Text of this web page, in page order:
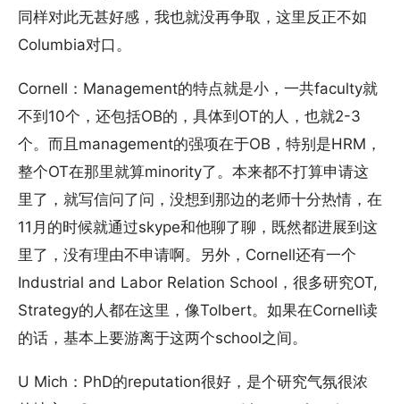
同样对此无甚好感，我也就没再争取，这里反正不如
Columbia对口。
Cornell：Management的特点就是小，一共faculty就
不到10个，还包括OB的，具体到OT的人，也就2-3
个。而且management的强项在于OB，特别是HRM，
整个OT在那里就算minority了。本来都不打算申请这
里了，就写信问了问，没想到那边的老师十分热情，在
11月的时候就通过skype和他聊了聊，既然都进展到这
里了，没有理由不申请啊。另外，Cornell还有一个
Industrial and Labor Relation School，很多研究OT,
Strategy的人都在这里，像Tolbert。如果在Cornell读
的话，基本上要游离于这两个school之间。
U Mich：PhD的reputation很好，是个研究气氛很浓